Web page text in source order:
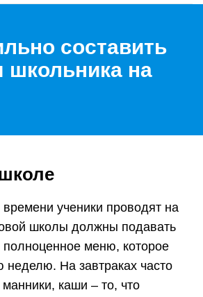
составить
на
времени ученики проводят на
школы должны подавать
полноценное меню, которое
неделю. На завтраках часто
каши – то, что